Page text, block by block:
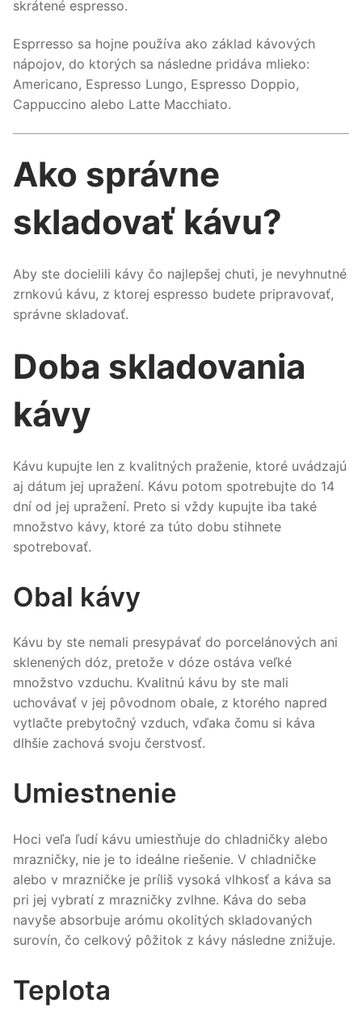
skrátené espresso.
Esprresso sa hojne používa ako základ kávových
nápojov, do ktorých sa následne pridáva mlieko:
Americano, Espresso Lungo, Espresso Doppio,
Cappuccino alebo Latte Macchiato.
Ako správne
skladovať kávu?
Aby ste docielili kávy čo najlepšej chuti, je nevyhnutné
zrnkovú kávu, z ktorej espresso budete pripravovať,
správne skladovať.
Doba skladovania
kávy
Kávu kupujte len z kvalitných praženie, ktoré uvádzajú
aj dátum jej upražení. Kávu potom spotrebujte do 14
dní od jej upražení. Preto si vždy kupujte iba také
množstvo kávy, ktoré za túto dobu stihnete
spotrebovať.
Obal kávy
Kávu by ste nemali presypávať do porcelánových ani
sklenených dóz, pretože v dóze ostáva veľké
množstvo vzduchu. Kvalitnú kávu by ste mali
uchovávať v jej pôvodnom obale, z ktorého napred
vytlačte prebytočný vzduch, vďaka čomu si káva
dlhšie zachová svoju čerstvosť.
Umiestnenie
Hoci veľa ľudí kávu umiestňuje do chladničky alebo
mrazničky, nie je to ideálne riešenie. V chladničke
alebo v mrazničke je príliš vysoká vlhkosť a káva sa
pri jej vybratí z mrazničky zvlhne. Káva do seba
navyše absorbuje arómu okolitých skladovaných
surovín, čo celkový pôžitok z kávy následne znižuje.
Teplota